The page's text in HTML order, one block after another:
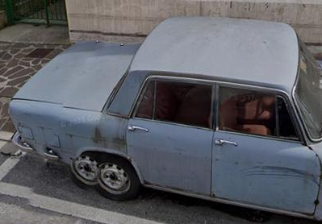
024 32055868 / 0913070809
automotorvn@hemera.vn